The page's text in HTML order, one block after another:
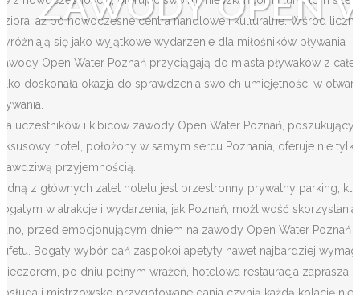
aż po nowoczesne centra handlowe i kulturalne. Wśród
się jako wyjątkowe wydarzenie dla miłośników pływania
Open Water Poznań przyciągają do miasta pływaków z
doskonała okazja do sprawdzenia swoich umiejętności w
uczestników i kibiców zawody Open Water Poznań,
hotel, położony w samym sercu Poznania, oferuje nie
przyjemnością.
z głównych zalet hotelu jest przestronny prywatny parking,
w atrakcje i wydarzenia, jak Poznań, możliwość
przed emocjonującym dniem na zawody Open Water
Bogaty wybór dań zaspokoi apetyty nawet najbardziej
po dniu pełnym wrażeń, hotelowa restauracja zaprasza